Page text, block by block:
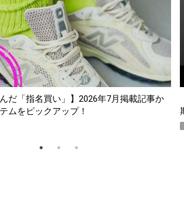
の極上スマホ5選【GoodsPress 2026上半